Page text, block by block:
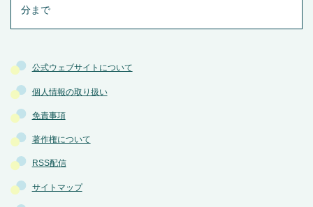
公式ウェブサイトについて
個人情報の取り扱い
免責事項
著作権について
RSS配信
サイトマップ
分まで